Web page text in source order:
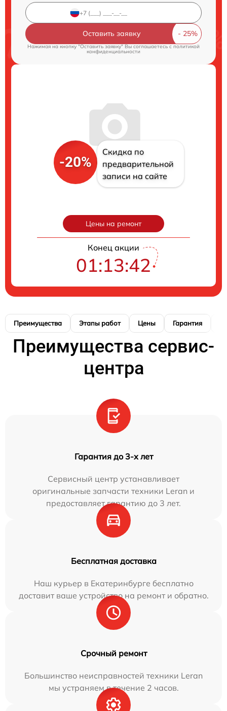
Оставить заявку
Нажимая на кнопку "Оставить заявку" Вы соглашаетесь cполитикой
конфиденциальности
-20%
Скидка по
предварительной
записи на сайте
Цены на ремонт
Конец акции
01:13:41
Преимущества Этапы работ Цены Гарантия
Преимущества сервис-
центра
Гарантия до 3-х лет
Сервисный центр устанавливает
оригинальные запчасти техники Leran и
предоставляет гарантию до 3 лет.
Бесплатная доставка
Наш курьер в Екатеринбурге бесплатно
доставит ваше устройство на ремонт и обратно.
Срочный ремонт
Большинство неисправностей техники Leran
мы устраняем в течение 2 часов.